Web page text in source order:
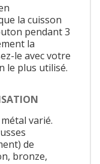
la cuisson
pendant 3
la
le avec votre
le plus utilisé.
varié.
de
bronze,